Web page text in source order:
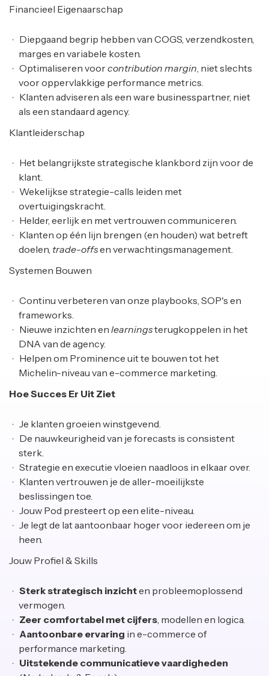
Financieel Eigenaarschap
Diepgaand begrip hebben van COGS, verzendkosten,
marges en variabele kosten.
Optimaliseren voorcontribution margin, niet slechts
voor oppervlakkige performance metrics.
Klanten adviseren als een ware businesspartner, niet
als een standaard agency.
Klantleiderschap
Het belangrijkste strategische klankbord zijn voor de
klant.
Wekelijkse strategie-calls leiden met
overtuigingskracht.
Helder, eerlijk en met vertrouwen communiceren.
Klanten op één lijn brengen (en houden) wat betreft
doelen, trade-offsen verwachtingsmanagement.
Systemen Bouwen
Continu verbeteren van onze playbooks, SOP's en
frameworks.
Nieuwe inzichten en learningsterugkoppelen in het
DNA van de agency.
Helpen om Prominence uit te bouwen tot het
Michelin-niveau van e-commerce marketing.
Hoe Succes Er Uit Ziet
Je klanten groeien winstgevend.
De nauwkeurigheid van je forecasts is consistent
sterk.
Strategie en executie vloeien naadloos in elkaar over.
Klanten vertrouwen je de aller-moeilijkste
beslissingen toe.
Jouw Pod presteert op een elite-niveau.
Je legt de lat aantoonbaar hoger voor iedereen om je
heen.
Jouw Profiel & Skills
Sterk strategisch inzichten probleemoplossend
vermogen.
Zeer comfortabel met cijfers, modellen en logica.
Aantoonbare ervaring in e-commerce of
performance marketing.
Uitstekende communicatieve vaardigheden